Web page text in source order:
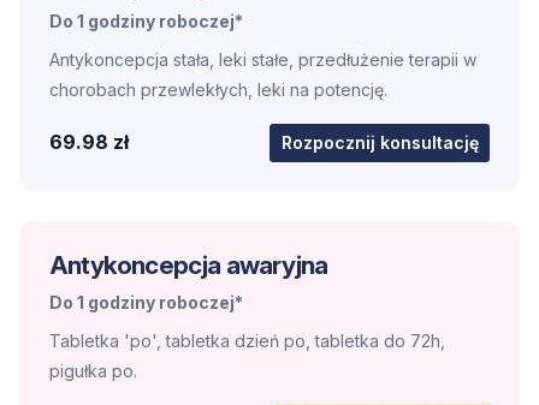
Do 1 godziny roboczej*
Antykoncepcja stała, leki stałe, przedłużenie terapii w
chorobach przewlekłych, leki na potencję.
69.98 zł Rozpocznij konsultację
Antykoncepcja awaryjna
Do 1 godziny roboczej*
Tabletka 'po', tabletka dzień po, tabletka do 72h,
pigułka po.